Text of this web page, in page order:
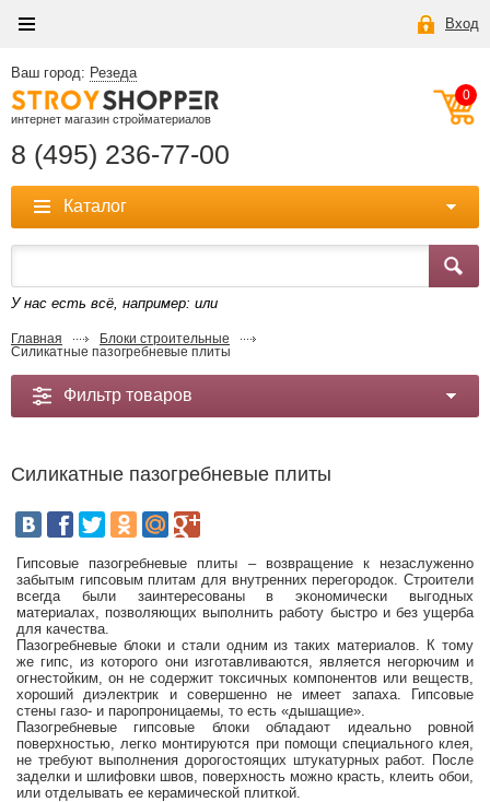
Вход
Ваш город: Резеда
интернет магазин стройматериалов
8 (495) 236-77-00
0
Каталог
У нас есть всё, например: или
Главная
Блоки строительные
Силикатные пазогребневые плиты
Фильтр товаров
Силикатные пазогребневые плиты
Гипсовые пазогребневые плиты – возвращение к незаслуженно
забытым гипсовым плитам для внутренних перегородок. Строители
всегда были заинтересованы в экономически выгодных
материалах, позволяющих выполнить работу быстро и без ущерба
для качества.
Пазогребневые блоки и стали одним из таких материалов. К тому
же гипс, из которого они изготавливаются, является негорючим и
огнестойким, он не содержит токсичных компонентов или веществ,
хороший диэлектрик и совершенно не имеет запаха. Гипсовые
стены газо- и паропроницаемы, то есть «дышащие».
Пазогребневые гипсовые блоки обладают идеально ровной
поверхностью, легко монтируются при помощи специального клея,
не требуют выполнения дорогостоящих штукатурных работ. После
заделки и шлифовки швов, поверхность можно красть, клеить обои,
или отделывать ее керамической плиткой.